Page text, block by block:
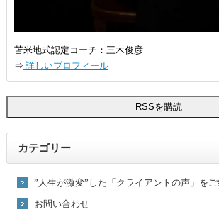
苫米地式認定コーチ：三木俊彦
⇒ 詳しいプロフィール
カテゴリー
”人生が激変”した「クライアントの声」をご
お問い合わせ